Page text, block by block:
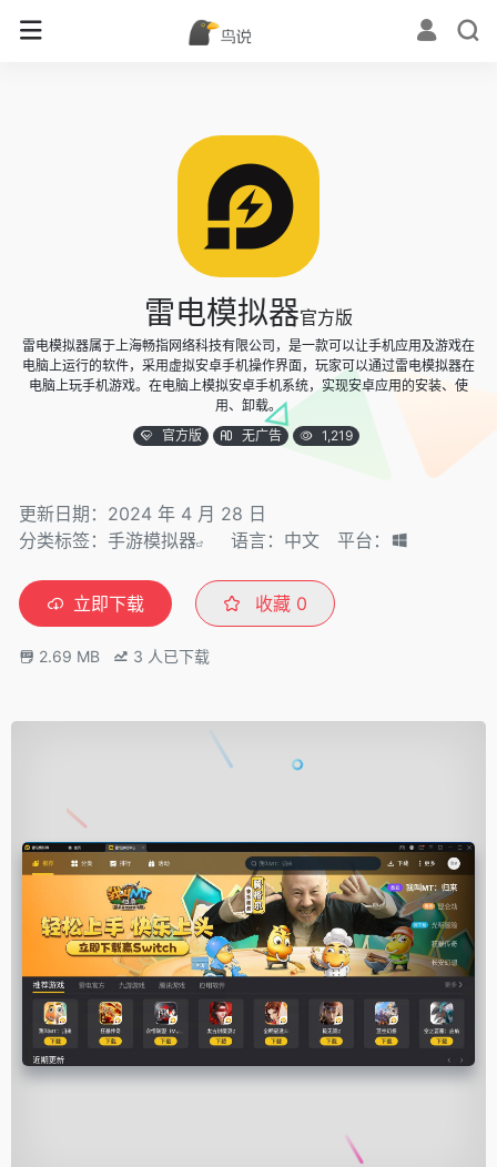
雷电模拟器官方版
雷电模拟器属于上海畅指网络科技有限公司，是一款可以让手机应用及游戏在
电脑上运行的软件，采用虚拟安卓手机操作界面，玩家可以通过雷电模拟器在
电脑上玩手机游戏。在电脑上模拟安卓手机系统，实现安卓应用的安装、使
用、卸载。
官方版
无广告 1,219
更新日期：2024 年 4 月 28 日
分类标签： 手游模拟器 语言：中文 平台：
立即下载 收藏 0
2.69 MB 3 人已下载